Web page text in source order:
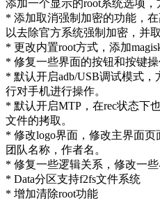
添加一个显示的root系统选项，
* 添加取消强制加密的功能，
以去除官方系统强制加密，并取
* 更改内置root方式，添加
* 修复一些界面的按钮和按键操
* 默认开启adb/USB调试模式
行对手机进行操作。
* 默认开启MTP，在rec状态下
文件的拷取。
* 修改logo界面，修改主界面
团队名称，作者名。
* 修复一些逻辑关系，修改一些
* Data分区支持f2fs文件系统
* 增加清除root功能